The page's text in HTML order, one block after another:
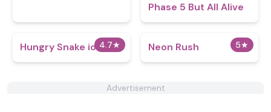
Phase 5 But All Alive
4.7★
Hungry Snake io 5★
Neon Rush
Advertisement